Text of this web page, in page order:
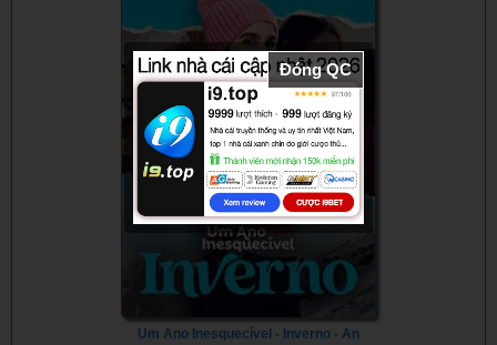
Um Ano Inesquecível - Inverno - An
Đóng QC